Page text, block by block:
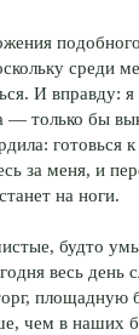
среди
И вправду:
— только бы
готовься
за меня, и
на ноги.
будто
весь день
площадную
чем в наших